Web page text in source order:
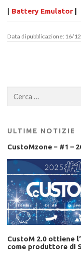
| Battery Emulator |
Data di pubblicazione: 16/
per:
ULTIME NOTIZIE
CustoMzone – #1 –
CustoM 2.0 ottiene
come produttore di